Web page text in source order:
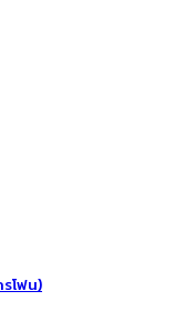
โฟน)